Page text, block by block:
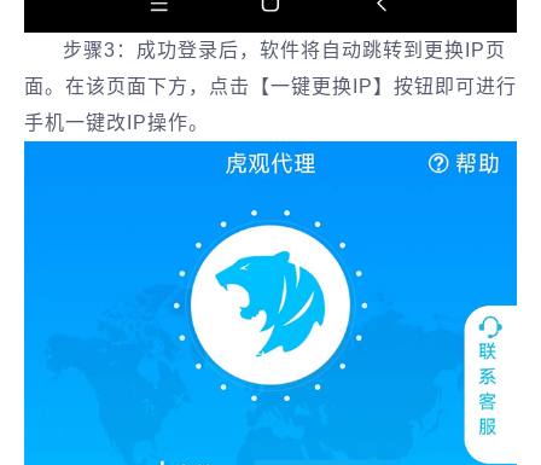
步骤3：成功登录后，软件将自动跳转到更换IP页
面。在该页面下方，点击【一键更换IP】按钮即可进行
手机一键改IP操作。